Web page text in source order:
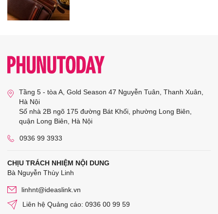
Tầng 5 - tòa A, Gold Season 47 Nguyễn Tuân, Thanh Xuân,
Hà Nội
Số nhà 2B ngõ 175 đường Bát Khối, phường Long Biên,
quận Long Biên, Hà Nội
0936 99 3933
CHỊU TRÁCH NHIỆM NỘI DUNG
Bà Nguyễn Thùy Linh
linhnt@ideaslink.vn
Liên hệ Quảng cáo: 0936 00 99 59